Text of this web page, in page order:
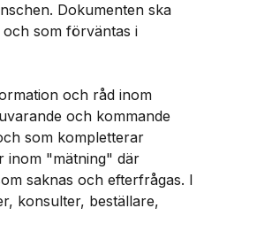
Dokumenten ska
som förväntas i
och råd inom
och kommande
som kompletterar
inom "mätning" där
saknas och efterfrågas. I
konsulter, beställare,